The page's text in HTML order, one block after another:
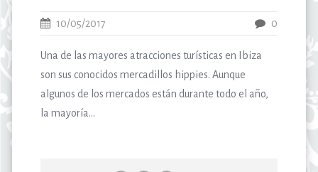
10/05/2017 0
Una de las mayores atracciones turísticas en Ibiza
son sus conocidos mercadillos hippies. Aunque
algunos de los mercados están durante todo el año,
la mayoría...